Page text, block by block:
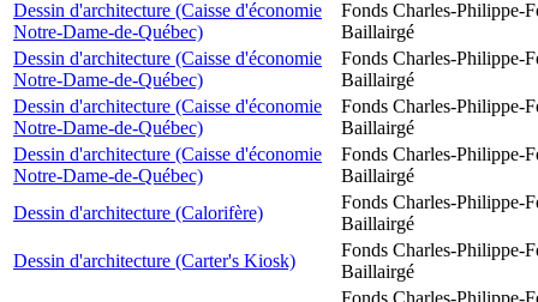
Dessin d'architecture (Caisse d'économie
Notre-Dame-de-Québec)
Fonds Charles-Philippe-
Baillairgé
Dessin d'architecture (Caisse d'économie
Notre-Dame-de-Québec)
Fonds Charles-Philippe-
Baillairgé
Dessin d'architecture (Caisse d'économie
Notre-Dame-de-Québec)
Fonds Charles-Philippe-
Baillairgé
Dessin d'architecture (Caisse d'économie
Notre-Dame-de-Québec)
Fonds Charles-Philippe-
Baillairgé
Dessin d'architecture (Calorifère)
Fonds Charles-Philippe-
Baillairgé
Dessin d'architecture (Carter's Kiosk)
Fonds Charles-Philippe-
Baillairgé
Fonds Charles-Philippe-